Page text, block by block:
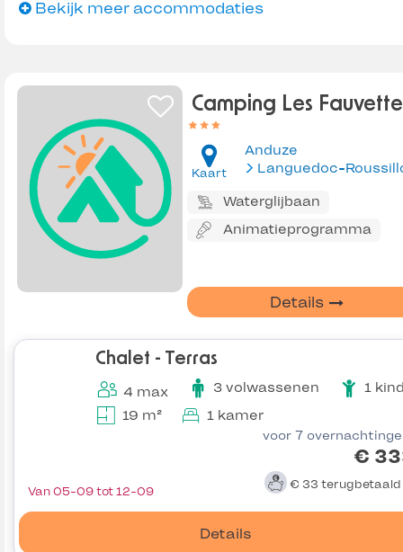
Bekijk meer accommodaties
Camping Les
Kaart
Anduze
Languedoc-
Waterglijbaan
Animatieprogramma
Details
Chalet - Terras
4 max 3 volwassenen
1
19 m²
1 kamer
voor 7
€
€ 33 terugbetaald
Details
Van 05-09 tot 12-09